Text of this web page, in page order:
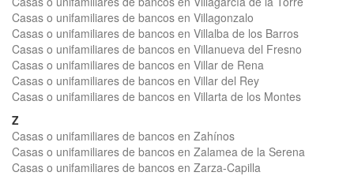
Casas o unifamiliares de bancos en Villagonzalo
Casas o unifamiliares de bancos en Villalba de los Barros
Casas o unifamiliares de bancos en Villanueva del Fresno
Casas o unifamiliares de bancos en Villar de Rena
Casas o unifamiliares de bancos en Villar del Rey
Casas o unifamiliares de bancos en Villarta de los Montes
Z
Casas o unifamiliares de bancos en Zahínos
Casas o unifamiliares de bancos en Zalamea de la Serena
Casas o unifamiliares de bancos en Zarza-Capilla